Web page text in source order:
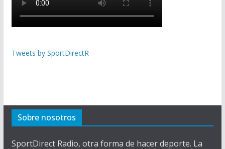
Tweets by SportDirectR
Sobre nosotros
SportDirect Radio, otra forma de hacer deporte. La